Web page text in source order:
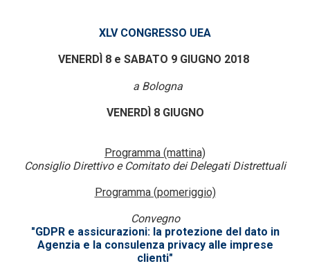
XLV CONGRESSO UEA
VENERDÌ 8 e SABATO 9 GIUGNO 2018
a Bologna
VENERDÌ 8 GIUGNO
Programma (mattina)
Consiglio Direttivo e Comitato dei Delegati Distrettuali
Programma (pomeriggio)
Convegno
"GDPR e assicurazioni: la protezione del dato in
Agenzia e la consulenza privacy alle imprese
clienti"